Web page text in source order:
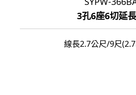
3孔6座6切延
線長2.7公尺/9尺